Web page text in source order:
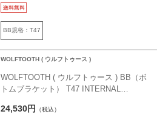
BB規格：T47
WOLFTOOTH ( ウルフトゥース )
WOLFTOOTH ( ウルフトゥース ) BB（ボ
トムブラケット） T47 INTERNAL
SRAM
24,530円 （税込）